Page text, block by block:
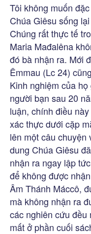
Tôi không muốn
Chúa Giêsu sống
Chúng rất thực tế
Maria Mađalêna
đó bà nhận ra. Mới
Êmmau (Lc 24)
Kinh nghiệm của
người bạn sau 20
luận, chính điều
xác thực dưới cặp
lên một câu
dung Chúa Giêsu
nhận ra ngay lập
để không được
Âm Thánh Máccô,
mà không nhận ra
các nghiên cứu đều
mất ở phần cuối